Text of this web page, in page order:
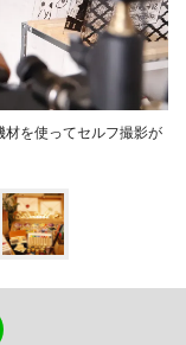
材を使ってセルフ撮影が